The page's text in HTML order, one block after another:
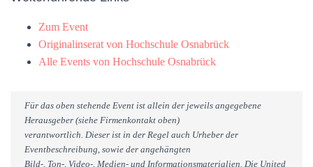
Zum Event
Originalinserat von Hochschule Osnabrück
Alle Events von Hochschule Osnabrück
Für das oben stehende Event ist allein der jeweils angegebene
Herausgeber (siehe Firmenkontakt oben)
verantwortlich. Dieser ist in der Regel auch Urheber der
Eventbeschreibung, sowie der angehängten
Bild-, Ton-, Video-, Medien- und Informationsmaterialien. Die United